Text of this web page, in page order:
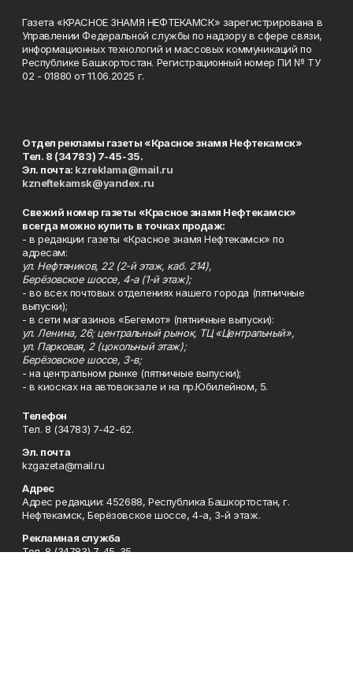
Газета «КРАСНОЕ ЗНАМЯ НЕФТЕКАМСК» зарегистрирована в
Управлении Федеральной службы по надзору в сфере связи,
информационных технологий и массовых коммуникаций по
Республике Башкортостан. Регистрационный номер ПИ № ТУ
02 - 01880 от 11.06.2025 г.
Отдел рекламы газеты «Красное знамя Нефтекамск»
Тел. 8 (34783) 7-45-35.
Эл. почта: kzreklama@mail.ru
kzneftekamsk@yandex.ru
Свежий номер газеты «Красное знамя Нефтекамск»
всегда можно купить в точках продаж:
- в редакции газеты «Красное знамя Нефтекамск» по
адресам:
ул. Нефтяников, 22 (2-й этаж, каб. 214),
Берёзовское шоссе, 4-а (1-й этаж);
- во всех почтовых отделениях нашего города (пятничные
выпуски);
- в сети магазинов «Бегемот» (пятничные выпуски):
ул. Ленина, 26; центральный рынок, ТЦ «Центральный»,
ул. Парковая, 2 (цокольный этаж);
Берёзовское шоссе, 3-в;
- на центральном рынке (пятничные выпуски);
- в киосках на автовокзале и на пр.Юбилейном, 5.
Телефон
Тел. 8 (34783) 7-42-62.
Эл. почта
kzgazeta@mail.ru
Адрес
Адрес редакции: 452688, Республика Башкортостан, г.
Нефтекамск, Берёзовское шоссе, 4-а, 3-й этаж.
Рекламная служба
Тел. 8 (34783) 7-45-35.